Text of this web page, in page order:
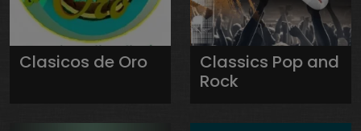
Clasicos de Oro
Classics Pop and
Rock